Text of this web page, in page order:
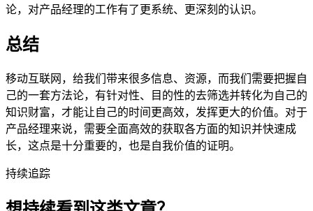
论，对产品经理的工作有了更系统、更深刻的认识。
总结
移动互联网，给我们带来很多信息、资源，而我们需要把握自
己的一套方法论，有针对性、目的性的去筛选并转化为自己的
知识财富，才能让自己的时间更高效，发挥更大的价值。对于
产品经理来说，需要全面高效的获取各方面的知识并快速成
长，这点是十分重要的，也是自我价值的证明。
持续追踪